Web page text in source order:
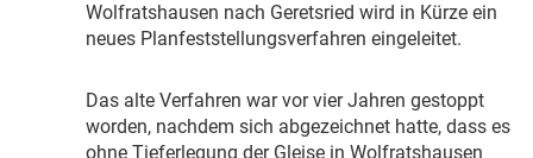
Wolfratshausen nach Geretsried wird in Kürze ein
neues Planfeststellungsverfahren eingeleitet.
Das alte Verfahren war vor vier Jahren gestoppt
worden, nachdem sich abgezeichnet hatte, dass es
ohne Tieferlegung der Gleise in Wolfratshausen